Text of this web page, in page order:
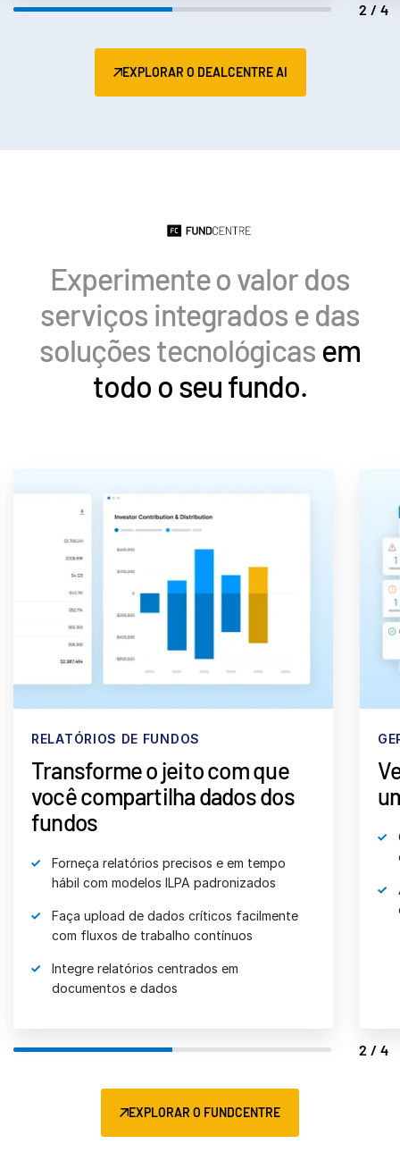
2/4
EXPLORAR O DEALCENTRE AI
Experimente o valor dos
serviços integrados e das
soluções tecnológicas em
todo o seu fundo.
RELATÓRIOS DE FUNDOS
Transforme o jeito com que
você compartilha dados dos
fundos
Forneça relatórios precisos e em tempo
hábil com modelos ILPA padronizados
Faça upload de dados críticos facilmente
com fluxos de trabalho contínuos
Integre relatórios centrados em
documentos e dados
2/4
EXPLORAR O FUNDCENTRE